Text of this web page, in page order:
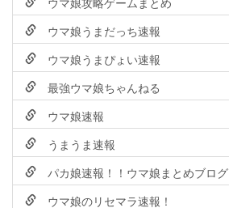
ウマ娘うまだっち速報
ウマ娘うまぴょい速報
最強ウマ娘ちゃんねる
ウマ娘速報
うまうま速報
パカ娘速報！！ウマ娘まとめブログ
ウマ娘のリセマラ速報！